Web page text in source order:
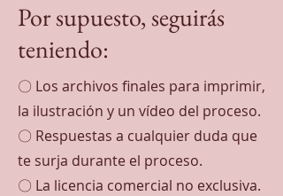
Por supuesto, seguirás
teniendo:
〇 Los archivos finales para imprimir,
la ilustración y un vídeo del proceso.
〇 Respuestas a cualquier duda que
te surja durante el proceso.
〇 La licencia comercial no exclusiva.